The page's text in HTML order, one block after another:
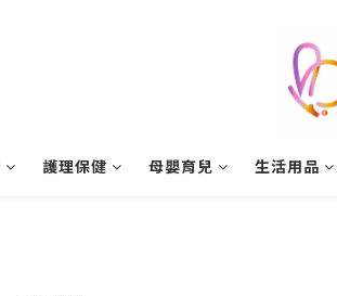
護理保健 母嬰育兒 生活用品